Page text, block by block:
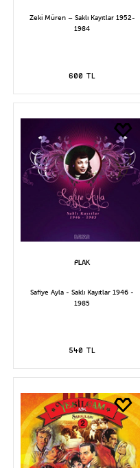
Zeki Müren – Saklı Kayıtlar 1952-
1984
600 TL
Safiye Ayla - Saklı Kayıtlar 1946 -
1985
540 TL